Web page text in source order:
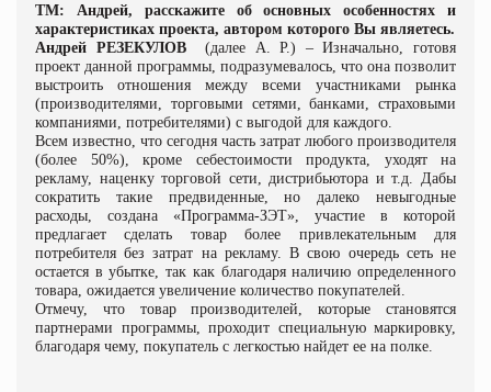
ТМ: Андрей, расскажите об основных особенностях и
характеристиках проекта, автором которого Вы являетесь.
Андрей РЕЗЕКУЛОВ
(далее А. Р.) – Изначально, готовя
проект данной программы, подразумевалось, что она позволит
выстроить отношения между всеми участниками рынка
(производителями, торговыми сетями, банками, страховыми
компаниями, потребителями) с выгодой для каждого.
Всем известно, что сегодня часть затрат любого производителя
(более 50%), кроме себестоимости продукта, уходят на
рекламу, наценку торговой сети, дистрибьютора и т.д. Дабы
сократить такие предвиденные, но далеко невыгодные
расходы, создана «Программа-ЗЭТ», участие в которой
предлагает сделать товар более привлекательным для
потребителя без затрат на рекламу. В свою очередь сеть не
остается в убытке, так как благодаря наличию определенного
товара, ожидается увеличение количество покупателей.
Отмечу, что товар производителей, которые становятся
партнерами программы, проходит специальную маркировку,
благодаря чему, покупатель с легкостью найдет ее на полке.